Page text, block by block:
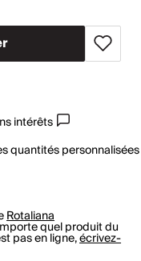
intérêts
quantités personnalisées
Rotaliana
quel produit du
pas en ligne,écrivez-